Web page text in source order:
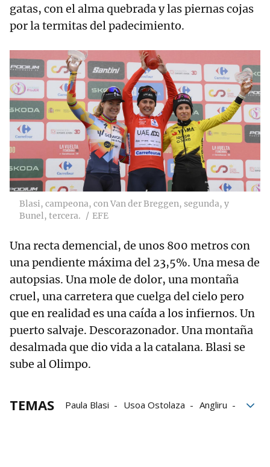
gatas, con el alma quebrada y las piernas cojas
por la termitas del padecimiento.
Blasi, campeona, con Van der Breggen, segunda, y
Bunel, tercera.
EFE
Una recta demencial, de unos 800 metros con
una pendiente máxima del 23,5%. Una mesa de
autopsias. Una mole de dolor, una montaña
cruel, una carretera que cuelga del cielo pero
que en realidad es una caída a los infiernos. Un
puerto salvaje. Descorazonador. Una montaña
desalmada que dio vida a la catalana. Blasi se
sube al Olimpo.
TEMAS Paula Blasi Usoa Ostolaza
Angliru